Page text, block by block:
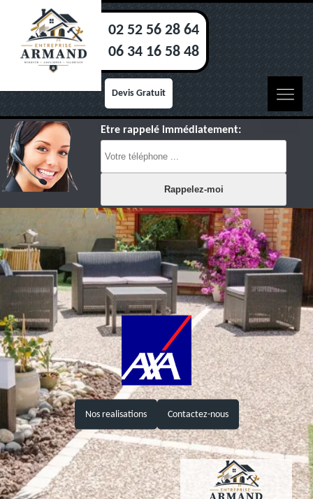
02 52 56 28 64
06 34 16 58 48
Devis Gratuit
Etre rappelé immédiatement:
Nos realisations Contactez-nous